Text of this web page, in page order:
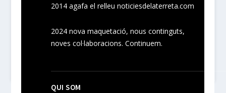
2014 agafa el relleu noticiesdelaterreta.com
2024nova maquetació, nouscontinguts,
novescol·laboracions. Continuem.
QUI SOM